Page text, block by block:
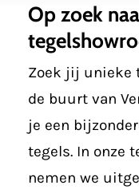
Op zoek
Zoek jij unieke
de buurt van
je een
tegels. In onze
nemen we